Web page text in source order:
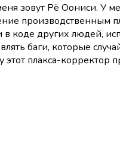
зовут Рё Оониси. У
производственным
коде других людей,
баги, которые
плакса-